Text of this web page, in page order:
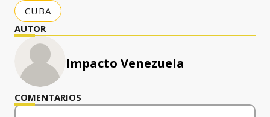
CUBA
AUTOR
Impacto Venezuela
COMENTARIOS